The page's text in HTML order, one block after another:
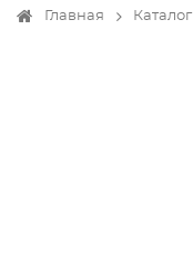
Главная Каталог